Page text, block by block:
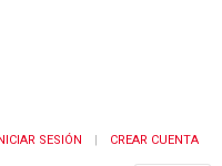
SESIÓN CREAR CUENTA